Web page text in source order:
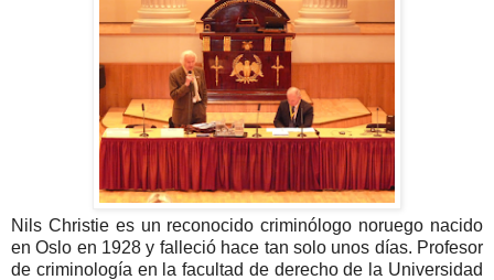
Nils Christie es un reconocido criminólogo noruego nacido
en Oslo en 1928 y falleció hace tan solo unos días. Profesor
de criminología en la facultad de derecho de la Universidad